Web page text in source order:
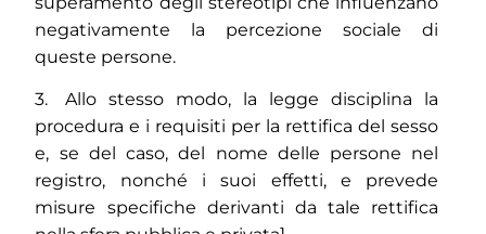
negativamente la percezione sociale di
queste persone.
3. Allo stesso modo, la legge disciplina la
procedura e i requisiti per la rettifica del sesso
e, se del caso, del nome delle persone nel
registro, nonché i suoi effetti, e prevede
misure specifiche derivanti da tale rettifica